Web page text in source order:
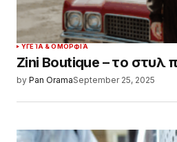
ΥΓΕΊΑ & ΟΜΟΡΦΙΆ
Zini Boutique – το στυλ
by Pan OramaSeptember 25, 2025